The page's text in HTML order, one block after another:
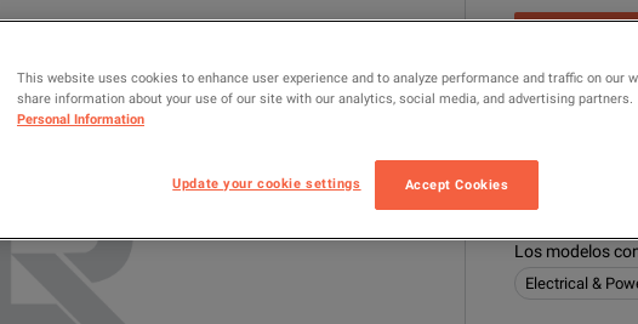
Portable 1g
MODELO
Los modelos
Electrical &
This website uses cookies to enhance user experience and to analyze performance and traffic on our
share information about your use of our site with our analytics, social media, and advertising partners.
Personal Information
Update your cookie settings Accept Cookies